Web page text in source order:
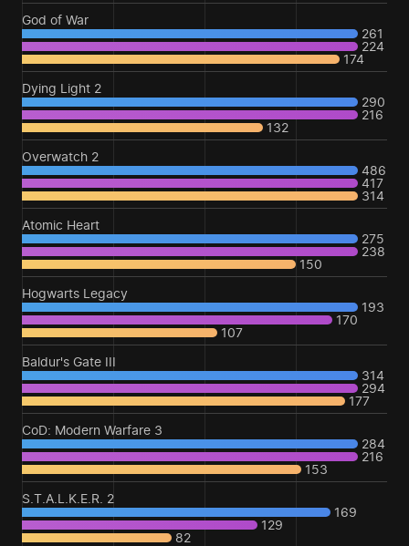
God of War
261
224
174
Dying Light 2
290
216
132
Overwatch 2
486
417
314
Atomic Heart
275
238
150
Hogwarts Legacy
193
170
107
Baldur's Gate III
314
294
177
CoD: Modern Warfare 3
284
216
153
S.T.A.L.K.E.R. 2
169
129
82